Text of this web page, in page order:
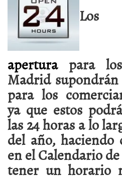
Los
aperturapara los
Madrid
para los
ya que estos
las 24 horas a lo
del año,
en el Calendario
tener un horario